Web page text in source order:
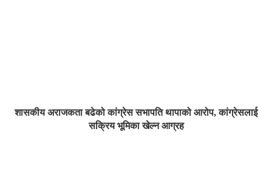
शासकीय अराजकता बढेको कांग्रेस सभापति थापाको आरोप, कांग्रेसलाई
सक्रिय भूमिका खेल्न आग्रह